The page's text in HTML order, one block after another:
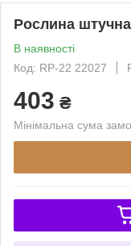
Рослина
В наявності
Код: RP-22 22027
403 ₴
Мінімальна сума